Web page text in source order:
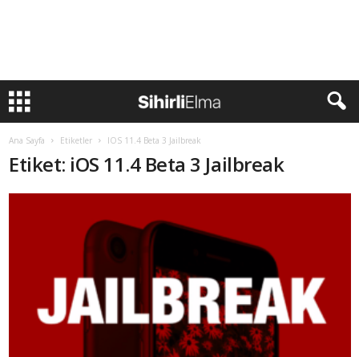
Ana Sayfa Etiketler IOS 11.4 Beta 3 Jailbreak
Etiket: iOS 11.4 Beta 3 Jailbreak